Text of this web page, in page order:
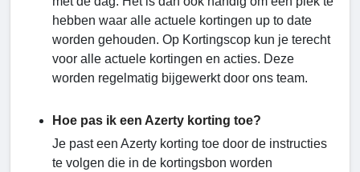
hebben waar alle actuele kortingen up to date
worden gehouden. Op Kortingscop kun je terecht
voor alle actuele kortingen en acties. Deze
worden regelmatig bijgewerkt door ons team.
Hoe pas ik een Azerty korting toe?
Je past een Azerty korting toe door de instructies
te volgen die in de kortingsbon worden